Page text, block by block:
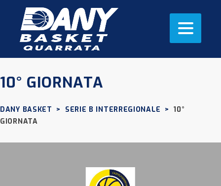
10° GIORNATA
DANY BASKET > SERIE B INTERREGIONALE > 10°
GIORNATA